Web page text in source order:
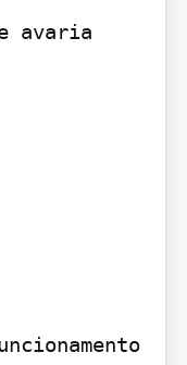
avaria